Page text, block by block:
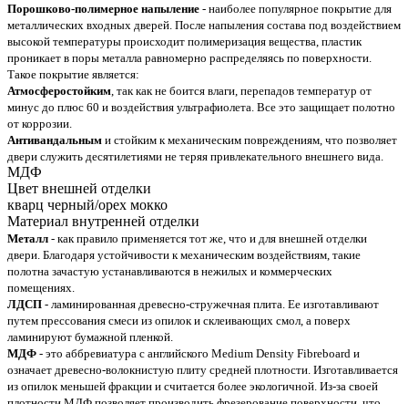
Порошково-полимерное напыление - наиболее популярное покрытие для
металлических входных дверей. После напыления состава под воздействием
высокой температуры происходит полимеризация вещества, пластик
проникает в поры металла равномерно распределяясь по поверхности.
Такое покрытие является:
Атмосферостойким , так как не боится влаги, перепадов температур от
минус до плюс 60 и воздействия ультрафиолета. Все это защищает полотно
от коррозии.
Антивандальным и стойким к механическим повреждениям, что позволяет
двери служить десятилетиями не теряя привлекательного внешнего вида.
МДФ
Цвет внешней отделки
кварц черный/орех мокко
Материал внутренней отделки
Металл - как правило применяется тот же, что и для внешней отделки
двери. Благодаря устойчивости к механическим воздействиям, такие
полотна зачастую устанавливаются в нежилых и коммерческих
помещениях.
ЛДСП - ламинированная древесно-стружечная плита. Ее изготавливают
путем прессования смеси из опилок и склеивающих смол, а поверх
ламинируют бумажной пленкой.
МДФ - это аббревиатура с английского Medium Density Fibreboard и
означает древесно-волокнистую плиту средней плотности. Изготавливается
из опилок меньшей фракции и считается более экологичной. Из-за своей